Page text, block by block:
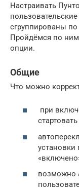
Настраивать
сгруппированы
Пройдёмся по
опции.
Общие
Что можно
при
установки
возможно